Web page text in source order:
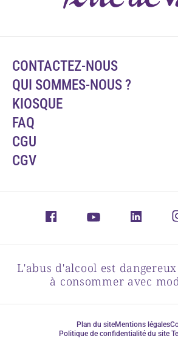
CONTACTEZ-NOUS
QUI SOMMES-NOUS ?
KIOSQUE
FAQ
CGU
CGV
L'abus d'alcool est
à consommer avec
Plan du siteMentions légales
Politique de confidentialité du site